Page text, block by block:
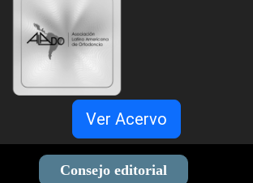
Ver Acervo
Consejo editorial